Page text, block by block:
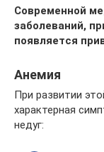
Современной
заболеваний,
появляется
Анемия
При развитии
характерная
недуг: